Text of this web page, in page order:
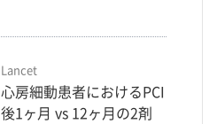
Lancet
心房細動患者におけるPCI
後1ヶ月 vs 12ヶ月の2剤